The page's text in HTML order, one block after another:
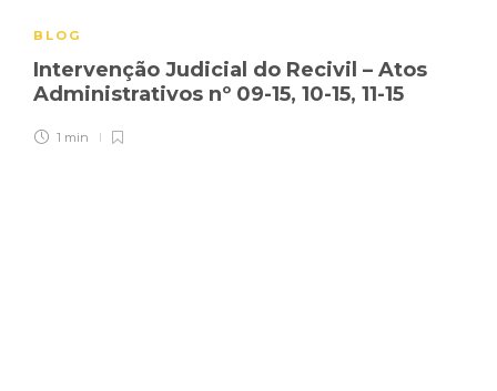
BLOG
Intervenção Judicial do Recivil – Atos
Administrativos nº 09-15, 10-15, 11-15
1 min